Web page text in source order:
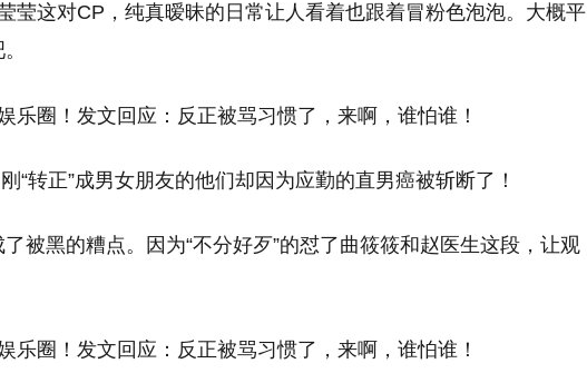
莹这对CP，纯真暧昧的日常让人看着也跟着冒粉色泡泡。大概平
正”成男女朋友的他们却因为应勤的直男癌被斩断了！
被黑的糟点。因为“不分好歹”的怼了曲筱筱和赵医生这段，让观